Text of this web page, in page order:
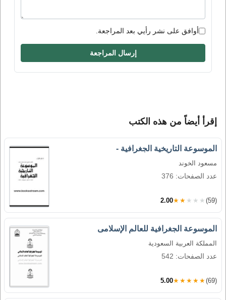
أوافق على نشر رأيي بعد المراجعة.
إرسال المراجعة
إقرأ أيضاً من هذه الكتب
الموسوعة التاريخية الجغرافية -
مسعود الخوند
عدد الصفحات: 376
2.00★★★★★ (59)
الموسوعة الجغرافية للعالم الإسلامى
المملكة العربية السعودية
عدد الصفحات: 542
5.00★★★★★(69)